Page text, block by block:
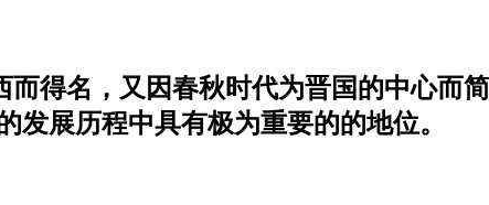
得名，又因春秋时代为晋国的中心而
展历程中具有极为重要的的地位。